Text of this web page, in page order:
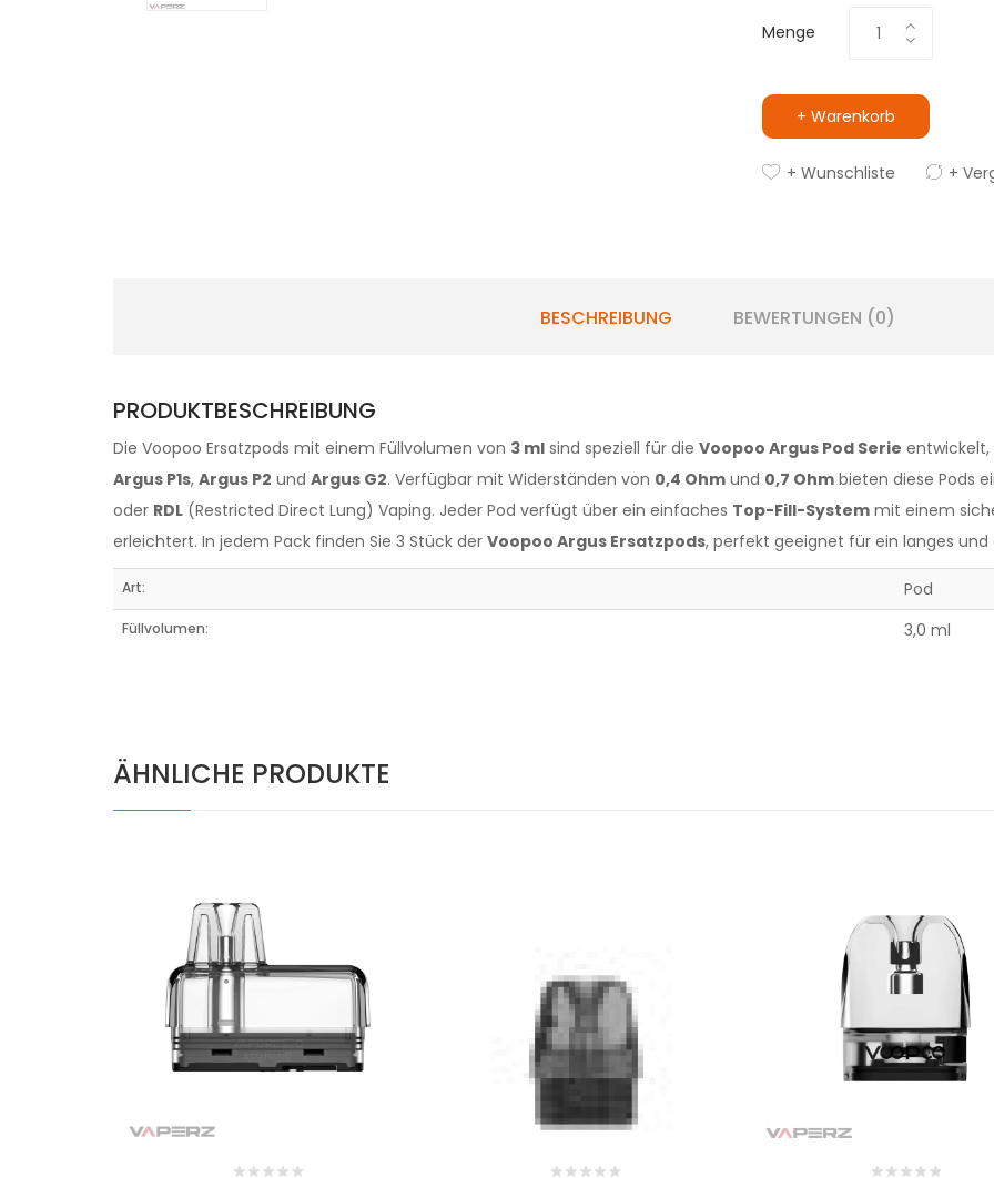
Menge
+ Warenkorb
+ Wunschliste +
BESCHREIBUNG BEWERTUNGEN (0)
PRODUKTBESCHREIBUNG
Die Voopoo Ersatzpods mit einem Füllvolumen von 3 ml sind speziell für die Voopoo Argus Pod Serie entwickelt,
Argus P1s, Argus P2 und Argus G2. Verfügbar mit Widerständen von 0,4 Ohm und 0,7 Ohm bieten diese Pods
oder RDL (Restricted Direct Lung) Vaping. Jeder Pod verfügt über ein einfaches Top-Fill-System mit einem
erleichtert. In jedem Pack finden Sie 3 Stück der Voopoo Argus Ersatzpods, perfekt geeignet für ein langes und
Art: Pod
Füllvolumen: 3,0 ml
ÄHNLICHE PRODUKTE